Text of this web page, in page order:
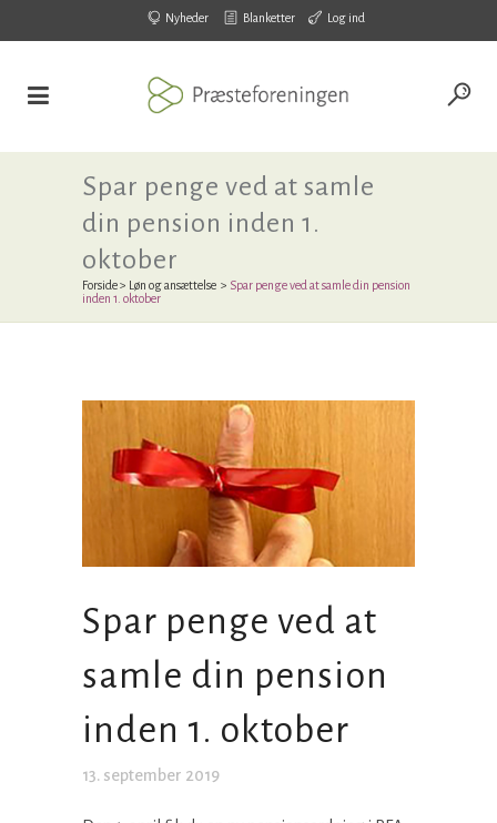
Nyheder Blanketter Log ind
Spar penge ved at samle
din pension inden 1.
oktober
Forside> Løn og ansættelse > Spar penge ved at samle din pension
inden 1. oktober
Spar penge ved at
samle din pension
inden 1. oktober
13. september 2019